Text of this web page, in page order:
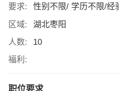
要求:
性别不限/ 学历不限/经
区域:
湖北枣阳
人数:
10
福利:
职位要求